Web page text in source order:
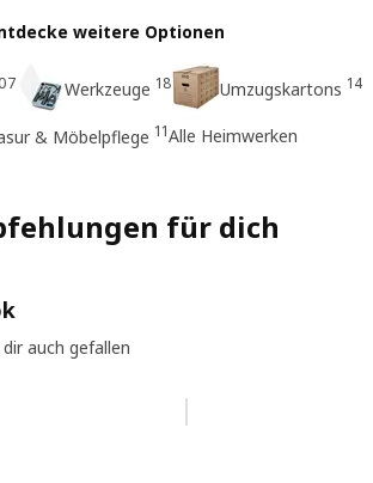
weitere Optionen
Werkzeuge 18 Umzugskartons 14
& Möbelpflege 11Alle Heimwerken
für dich
auch gefallen